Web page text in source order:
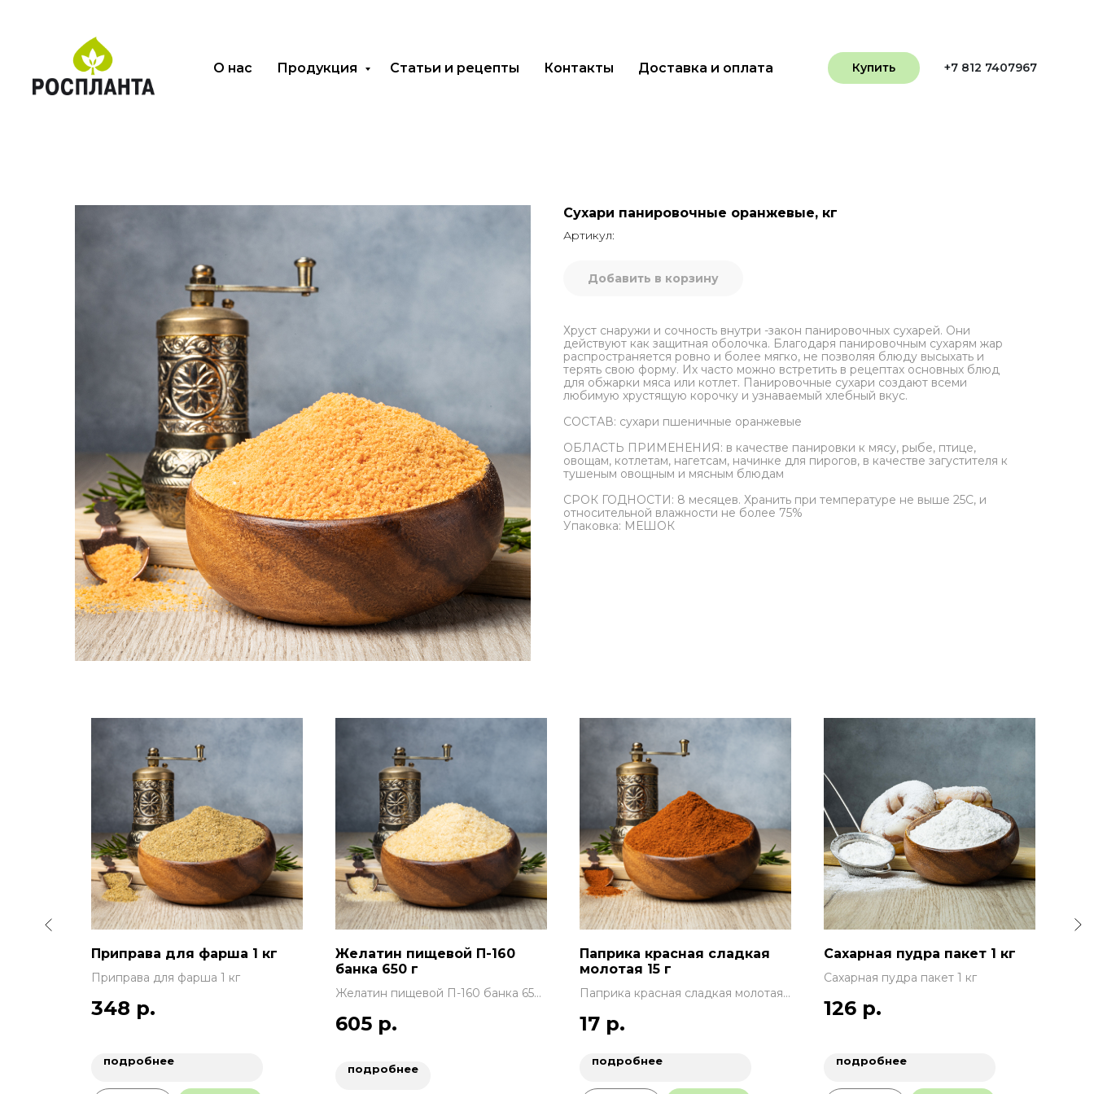
О нас Продукция Статьи и рецепты Контакты Доставка и оплата Купить +7 812 7407967
Сухари панировочные оранжевые, кг
Артикул:
Добавить в корзину
Хруст снаружи и сочность внутри -закон панировочных сухарей. Они
действуют как защитная оболочка. Благодаря панировочным сухарям жар
распространяется ровно и более мягко, не позволяя блюду высыхать и
терять свою форму. Их часто можно встретить в рецептах основных блюд
для обжарки мяса или котлет. Панировочные сухари создают всеми
любимую хрустящую корочку и узнаваемый хлебный вкус.
СОСТАВ: сухари пшеничные оранжевые
ОБЛАСТЬ ПРИМЕНЕНИЯ: в качестве панировки к мясу, рыбе, птице,
овощам, котлетам, нагетсам, начинке для пирогов, в качестве загустителя к
тушеным овощным и мясным блюдам
СРОК ГОДНОСТИ: 8 месяцев. Хранить при температуре не выше 25С, и
относительной влажности не более 75%
Упаковка: МЕШОК
Приправа для фарша 1 кг
Приправа для фарша 1 кг
348 р.
подробнее
Желатин пищевой П-160
банка 650 г
Желатин пищевой П-160 банка 650
605 р.
подробнее
Паприка красная сладкая
молотая 15 г
Паприка красная сладкая молотая
17 р.
подробнее
Сахарная пудра пакет 1 кг
Сахарная пудра пакет 1 кг
126 р.
подробнее